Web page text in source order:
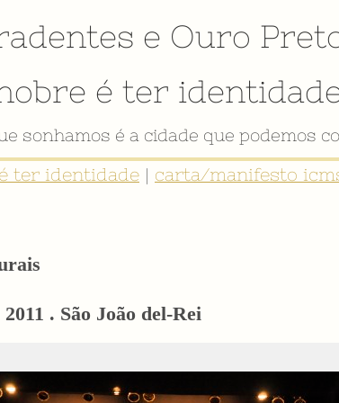
e Ouro
é ter
VÍDEO INSTITUCIONAL
ter identidade | carta/manifesto
. São João del-Rei